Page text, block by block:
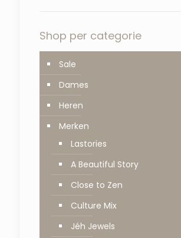
Shop per categorie
Sale
Dames
Heren
Merken
Lastories
A Beautiful Story
Close to Zen
Culture Mix
Jéh Jewels